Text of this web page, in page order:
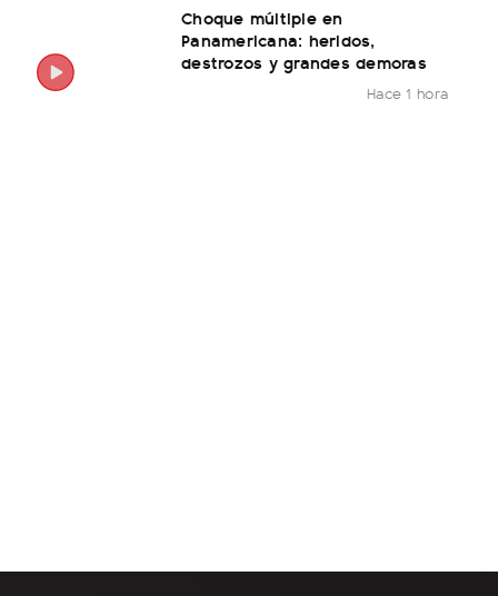
Choque múltiple en
Panamericana: heridos,
destrozos y grandes demoras
Hace 1 hora